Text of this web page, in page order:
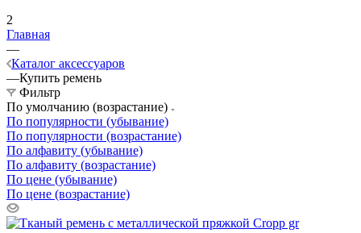
2
Главная
—
Каталог аксессуаров
—Купить ремень
Фильтр
По умолчанию (возрастание)
По популярности (убывание)
По популярности (возрастание)
По алфавиту (убывание)
По алфавиту (возрастание)
По цене (убывание)
По цене (возрастание)